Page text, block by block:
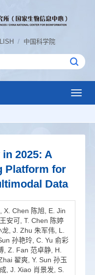
/ 中国科学院
Toggle
2025: A
Platform for
Data
X. Chen 陈旭, E. Jin
安可, T. Chen 陈婷
, J. Zhu 朱军伟, L.
孙艳玲, C. Yu 俞彩
, Z. Fan 范卓静, H.
翟爽, Y. Sun 孙玉
, J. Xiao 肖景发, S.